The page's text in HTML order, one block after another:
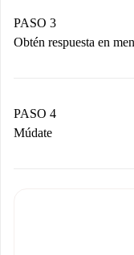
propietario acepte.
PASO 3
Obtén respuesta en
contacto con el
Si es rechazada:
Prueba
PASO 4
Múdate
no nos